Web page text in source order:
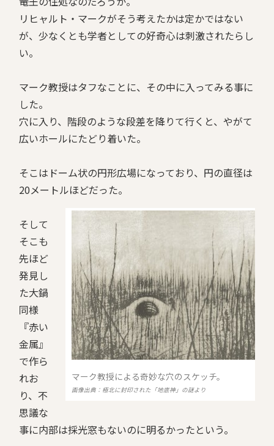
リヒャルト・マークがそう考えたかは定かではない
が、少なくとも学者としての好奇心は刺激されたらし
い。
マーク教授はタフなことに、その中に入ってみる事に
した。
穴に入り、階段のような段差を降りて行くと、やがて
広いホールにたどり着いた。
そこはドーム状の円形広場になっており、円の直径は
20メートルほどだった。
マーク教授による奇妙な穴のスケッチ。
画像出典：極北に封印された「地底神」の謎より
そして
そこも
先ほど
発見し
た大鍋
同様
『赤い
金属』
で作ら
れお
り、不
思議な
事に内部は採光窓もないのに明るかったという。